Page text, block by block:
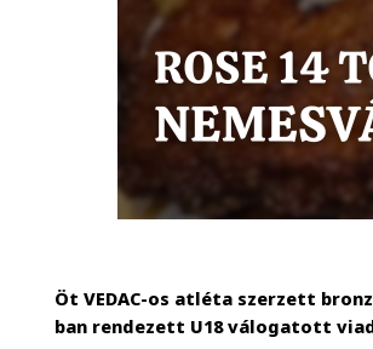
Öt VEDAC-os atléta szerzett
ban rendezett U18 válogatott